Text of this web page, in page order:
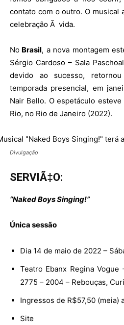
contato com o outro. O musical
celebração Ã vida.
No Brasil, a nova montagem
Sérgio Cardoso – Sala
devido ao sucesso,
temporada presencial, em
Nair Bello. O espetáculo
Rio, no Rio de Janeiro (2022).
Divulgação
SERVIÃ‡O:
“Naked Boys Singing!”
Única sessão
Dia 14 de maio de 2022 –
Teatro Ebanx Regina
2775 – 2004 – Rebouças,
Ingressos de R$57,50 (meia)
Site